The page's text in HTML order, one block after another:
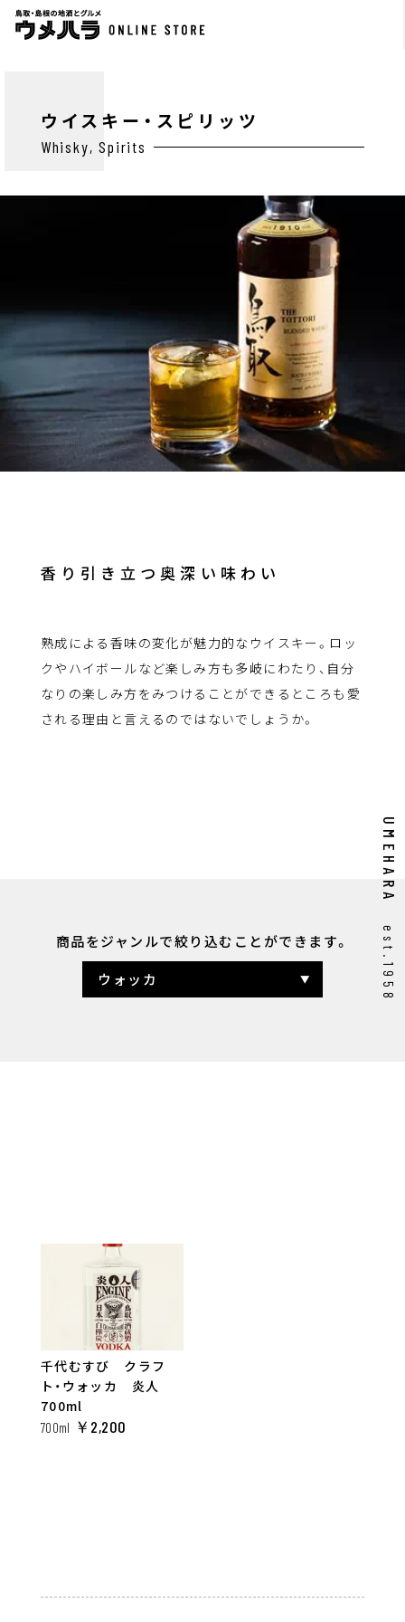
UMEHARA
est.1958
ウイスキー・スピリッツ
Whisky, Spirits
香り引き立つ奥深い味わい
熟成による香味の変化が魅力的なウイスキー。ロッ
クやハイボールなど楽しみ方も多岐にわたり、自分
なりの楽しみ方をみつけることができるところも愛
される理由と言えるのではないでしょうか。
商品をジャンルで絞り込むことができます。
ウォッカ
テキーラ
ラム
その他
千代むすび クラフ
ト・ウォッカ 炎人
700ml
700ml ￥2,200